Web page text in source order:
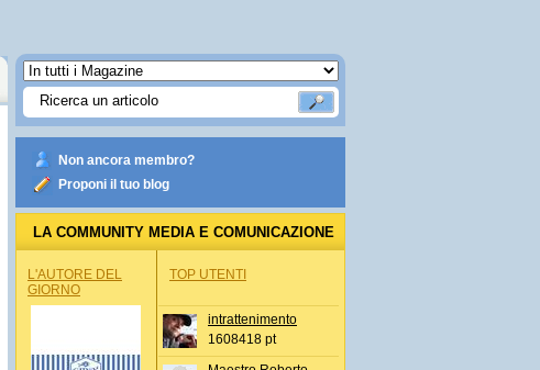
Non ancora membro?
Proponi il tuo blog
LA COMMUNITY MEDIA E COMUNICAZIONE
L'AUTORE DEL
GIORNO
TOP UTENTI
intrattenimento
1608418 pt